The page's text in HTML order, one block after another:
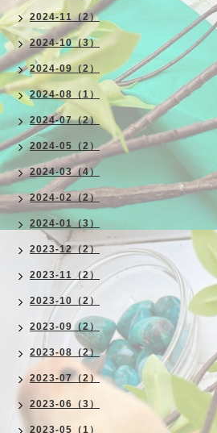
2024-11（2）
2024-10（3）
2024-09（2）
2024-08（1）
2024-07（2）
2024-05（2）
2024-03（4）
2024-02（2）
2024-01（3）
2023-12（2）
2023-11（2）
2023-10（2）
2023-09（2）
2023-08（2）
2023-07（2）
2023-06（3）
2023-05（1）